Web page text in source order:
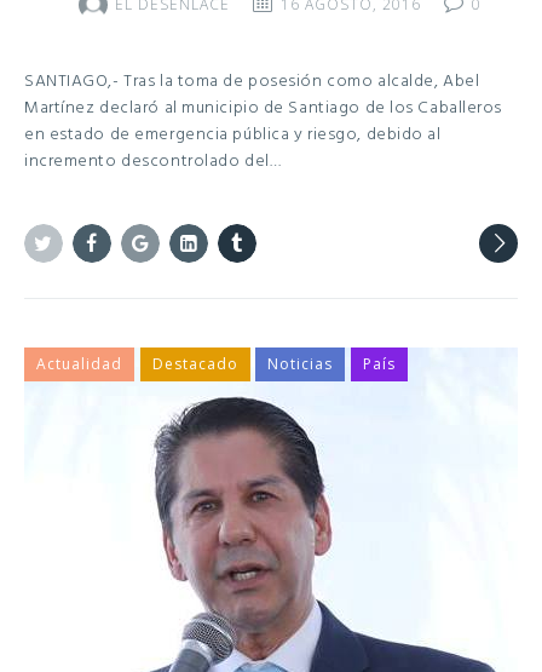
EL DESENLACE 16 AGOSTO, 2016 0
SANTIAGO,- Tras la toma de posesión como alcalde, Abel
Martínez declaró al municipio de Santiago de los Caballeros
en estado de emergencia pública y riesgo, debido al
incremento descontrolado del…
Actualidad Destacado Noticias País